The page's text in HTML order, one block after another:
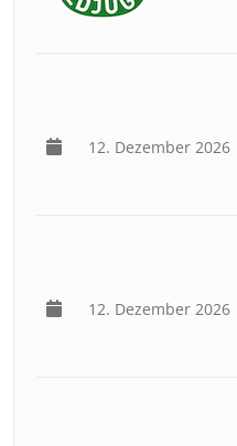
12. Dezember 2026
12. Dezember 2026